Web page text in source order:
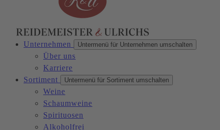
Unternehmen Untermenü für Unternehmen umschalten
Über uns
Karriere
Sortiment
Untermenü für Sortiment umschalten
Weine
Schaumweine
Spirituosen
Alkoholfrei